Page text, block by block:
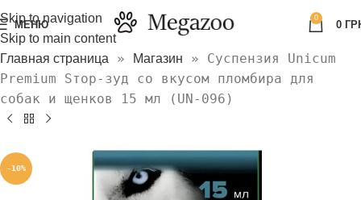
Skip to navigation
Skip to main content
МЕНЮ
0
0
Главная страница » Магазин » Суспензия Unicum
Premium Sтор-зуд со вкусом пломбира для
собак и щенков 15 мл (UN-096)
-10%